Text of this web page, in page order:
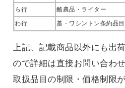
ら行
酪農品・ライター
わ行
藁・ワシントン条約品目
上記、記載商品以外にも出
ので詳細は直接お問い合わせ
取扱品目の制限・価格制限